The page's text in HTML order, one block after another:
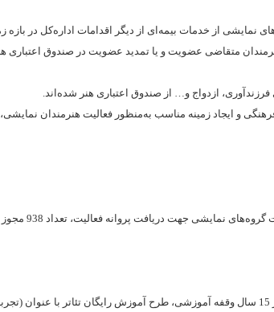
فعالیت، تعداد 938 مجوز صادر و تعداد 359 پروانه فعالیت نیز تمدید شده است.
اداره‌کل هنرهای نمایشی در حوزه آموزش نیز پس از 15 سال وقفه آموزشی، طرح آموزش